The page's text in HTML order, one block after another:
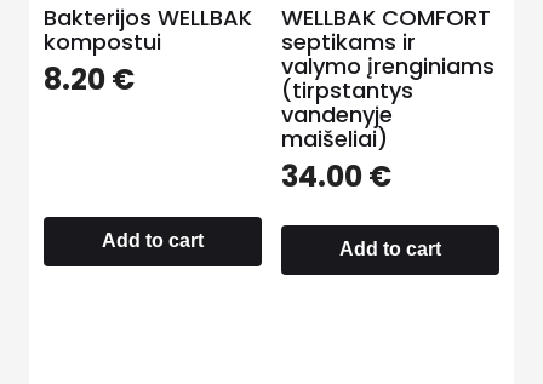
Bakterijos WELLBAK
kompostui
8.20€
Add to cart
WELLBAK COMFORT
septikams ir
valymo įrenginiams
(tirpstantys
vandenyje
maišeliai)
34.00€
Add to cart